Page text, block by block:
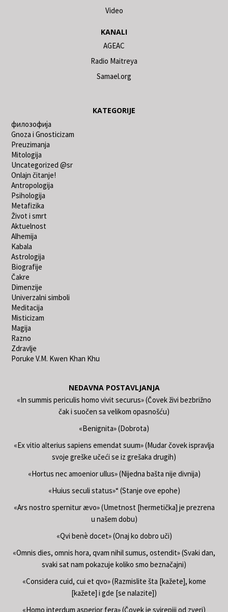
Video
KANALI
AGEAC
Radio Maitreya
Samael.org
KATEGORIJE
филозофија
Gnoza i Gnosticizam
Preuzimanja
Mitologija
Uncategorized @sr
Onlajn čitanje!
Antropologija
Psihologija
Metafizika
Život i smrt
Aktuelnost
Alhemija
Kabala
Astrologija
Biografije
Čakre
Dimenzije
Univerzalni simboli
Meditacija
Misticizam
Magija
Razno
Zdravlje
Poruke V.M. Kwen Khan Khu
NEDAVNA POSTAVLJANJA
«In summis periculis homo vivit securus» (Čovek živi bezbrižno
čak i suočen sa velikom opasnošću)
«Benignita» (Dobrota)
«Ex vitio alterius sapiens emendat suum» (Mudar čovek ispravlja
svoje greške učeći se iz grešaka drugih)
«Hortus nec amoenior ullus» (Nijedna bašta nije divnija)
«Huius seculi status»“ (Stanje ove epohe)
«Ars nostro spernitur ævo» (Umetnost [hermetička] je prezrena
u našem dobu)
«Qvi benè docet» (Onaj ko dobro uči)
«Omnis dies, omnis hora, qvam nihil sumus, ostendit» (Svaki dan,
svaki sat nam pokazuje koliko smo beznačajni)
«Considera cuid, cui et qvo» (Razmislite šta [kažete], kome
[kažete] i gde [se nalazite])
«Homo interdum asperior fera» (Čovek je svirepiji od zveri)